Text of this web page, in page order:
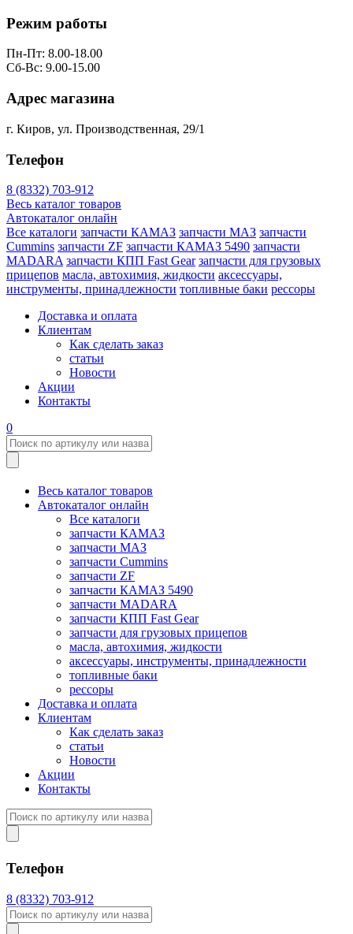
Режим работы
Пн-Пт: 8.00-18.00
Сб-Вс: 9.00-15.00
Адрес магазина
г. Киров, ул. Производственная, 29/1
Телефон
8 (8332) 703-912
Весь каталог товаров
Автокаталог онлайн
Все каталоги запчасти КАМАЗ запчасти МАЗ запчасти
Cummins запчасти ZF запчасти КАМАЗ 5490 запчасти
MADARA запчасти КПП Fast Gear запчасти для грузовых
прицепов масла, автохимия, жидкости аксессуары,
инструменты, принадлежности топливные баки рессоры
Доставка и оплата
Клиентам
Как сделать заказ
статьи
Новости
Акции
Контакты
0
Весь каталог товаров
Автокаталог онлайн
Все каталоги
запчасти КАМАЗ
запчасти МАЗ
запчасти Cummins
запчасти ZF
запчасти КАМАЗ 5490
запчасти MADARA
запчасти КПП Fast Gear
запчасти для грузовых прицепов
масла, автохимия, жидкости
аксессуары, инструменты, принадлежности
топливные баки
рессоры
Доставка и оплата
Клиентам
Как сделать заказ
статьи
Новости
Акции
Контакты
Телефон
8 (8332) 703-912